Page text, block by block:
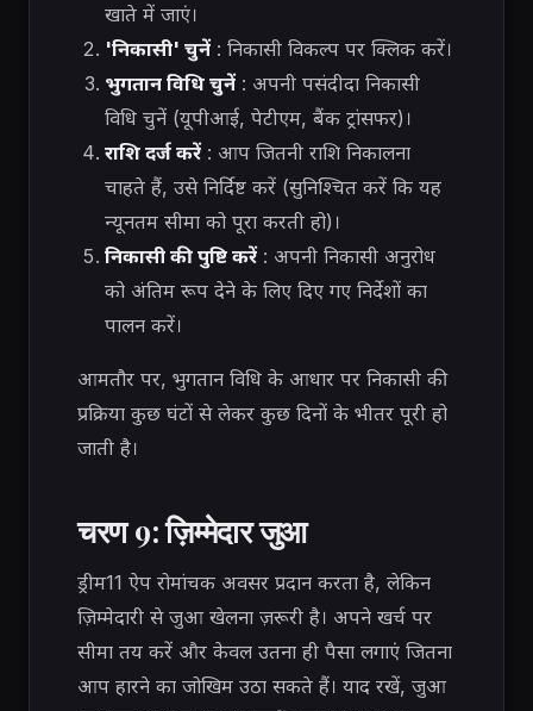
खाते में जाएं।
'निकासी' चुनें: निकासी विकल्प पर क्लिक करें।
भुगतान विधि चुनें: अपनी पसंदीदा निकासी
विधि चुनें (यूपीआई, पेटीएम, बैंक ट्रांसफर)।
राशि दर्ज करें: आप जितनी राशि निकालना
चाहते हैं, उसे निर्दिष्ट करें (सुनिश्चित करें कि यह
न्यूनतम सीमा को पूरा करती हो)।
निकासी की पुष्टि करें: अपनी निकासी अनुरोध
को अंतिम रूप देने के लिए दिए गए निर्देशों का
पालन करें।
आमतौर पर, भुगतान विधि के आधार पर निकासी की
प्रक्रिया कुछ घंटों से लेकर कुछ दिनों के भीतर पूरी हो
जाती है।
चरण 9: ज़िम्मेदार जुआ
ड्रीम11 ऐप रोमांचक अवसर प्रदान करता है, लेकिन
ज़िम्मेदारी से जुआ खेलना ज़रूरी है। अपने खर्च पर
सीमा तय करें और केवल उतना ही पैसा लगाएं जितना
आप हारने का जोखिम उठा सकते हैं। याद रखें, जुआ